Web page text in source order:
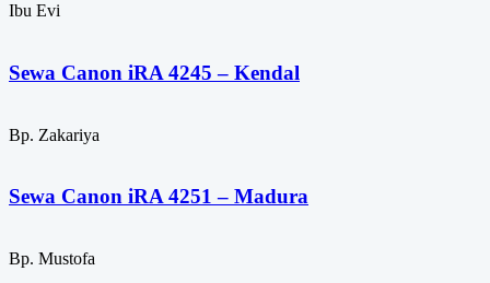
Ibu Evi
Sewa Canon iRA 4245 – Kendal
Bp. Zakariya
Sewa Canon iRA 4251 – Madura
Bp. Mustofa